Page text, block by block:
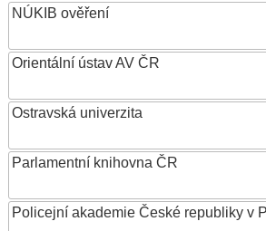
NÚKIB ověření
Orientální ústav AV ČR
Ostravská univerzita
Parlamentní knihovna ČR
Policejní akademie České republiky v